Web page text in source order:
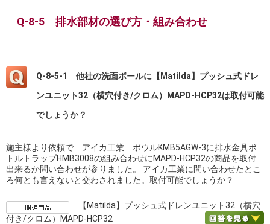
Q-8-5 排水部材の選び方・組み合わせ
Q-8-5-1 他社の洗面ボールに【Matilda】プッシュ式ドレ
ンユニット32（横穴付き/クロム）MAPD-HCP32は取付可能
でしょうか？
施主様より依頼で アイカ工業 ボウルKMB5AGW-3に排水金具ボ
トルトラップHMB3008の組み合わせにMAPD-HCP32の商品を取付
出来るか問い合わせが参りました。 アイカ工業に問い合わせたとこ
ろ何とも言えないと交わされました。取付可能でしょうか？
【Matilda】プッシュ式ドレンユニット32（横穴
付き/クロム）MAPD-HCP32